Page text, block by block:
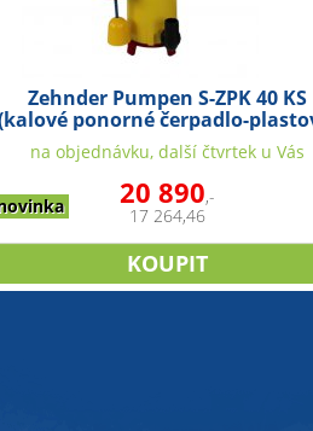
Zehnder Pumpen S-ZPK 40 KS
ponorné čerpadlo-
na objednávku, další čtvrtek u Vás
20 890,-
17 264,46